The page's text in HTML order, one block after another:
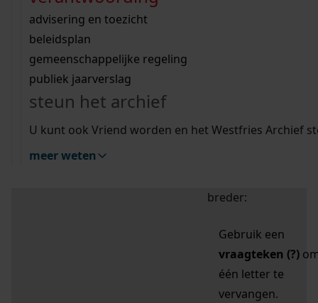
bouwvergunningen
omgevingsvergunningen
vergunningen
beeld en geluid
uitleg nodig?
Wij helpen u op weg met een aantal zoektips.
bekijk alle zoektips
Wij helpen u op weg met een aantal zoektips.
bekijk alle zoektips
bekijk ons geschiedenislokaal
advisering en toezicht
beleidsplan
gemeenschappelijke regeling
publiek jaarverslag
steun het archief
U kunt ook Vriend worden en het Westfries Archief
meer weten
zoektips
Mijn Studiezaal (inloggen)
uw zoekopdracht te
breder:
Gebruik een
vraagteken (?)
één letter te
vervangen.